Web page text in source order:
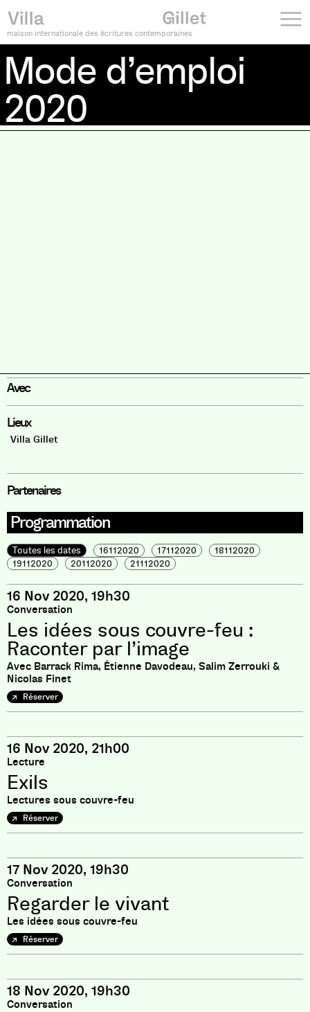
maison internationale des écritures contemporaines
Mode d’emploi
2020
Mode d’emploi 2020
Avec
Lieux
Villa Gillet
Partenaires
Programmation
Toutes les dates 16112020 17112020
18112020
19112020
20112020 21112020
16 Nov 2020, 19h30
Conversation
Les idées sous couvre-feu :
Raconter par l’image
Avec Barrack Rima, Étienne Davodeau, Salim Zerrouki &
Nicolas Finet
Réserver
16 Nov 2020, 21h00
Lecture
Exils
Lectures sous couvre-feu
Réserver
17 Nov 2020, 19h30
Conversation
Regarder le vivant
Les idées sous couvre-feu
Réserver
18 Nov 2020, 19h30
Conversation